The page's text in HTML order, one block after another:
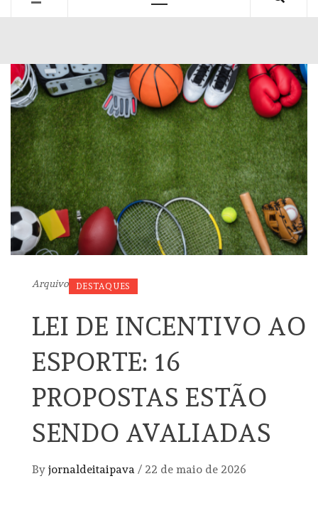
Arquivo DESTAQUES
LEI DE INCENTIVO AO
ESPORTE: 16
PROPOSTAS ESTÃO
SENDO AVALIADAS
By jornaldeitaipava / 22 de maio de 2026